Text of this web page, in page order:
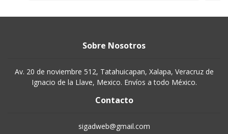
Sobre Nosotros
Av. 20 de noviembre 512, Tatahuicapan, Xalapa, Veracruz de
Ignacio de la Llave, Mexico. Envíos a todo México.
Contacto
sigadweb@gmail.com